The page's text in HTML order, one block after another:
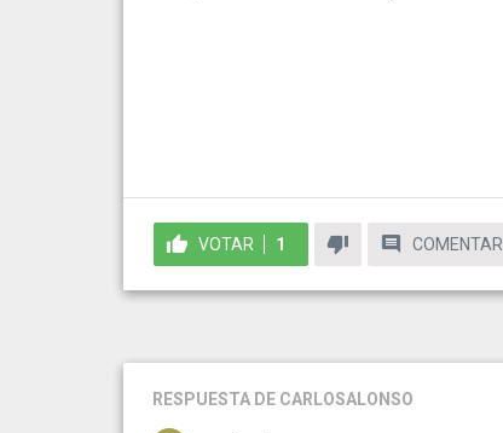
VOTAR 1 COMENTAR
RESPUESTA DE CARLOSALONSO